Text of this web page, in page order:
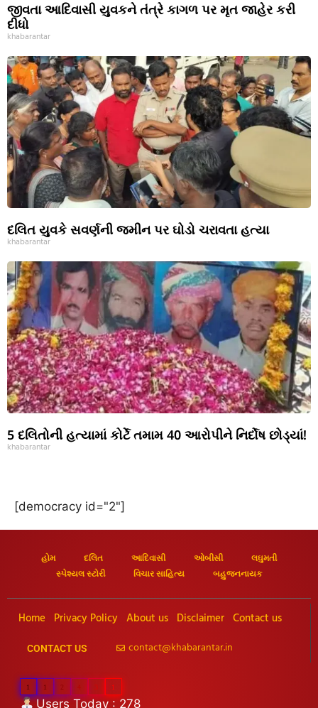
જીવતા આદિવાસી યુવકને તંત્રે કાગળ પર મૃત જાહેર કરી
દીધો
khabarantar
દલિત યુવકે સવર્ણની જમીન પર ઘોડો ચરાવતા હત્યા
khabarantar
5 દલિતોની હત્યામાં કોર્ટે તમામ 40 આરોપીને નિર્દોષ છોડ્યાં!
khabarantar
[democracy id="2"]
હોમ દલિત આદિવાસી ઓબીસી
લઘુમતી
સ્પેશ્યલ સ્ટોરી
વિચાર સાહિત્ય બહુજનનાયક
Home Privacy Policy About us Disclaimer Contact us
CONTACT US contact@khabarantar.in
1 1 3 1
Users Today : 278